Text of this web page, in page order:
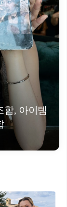
합, 아이템